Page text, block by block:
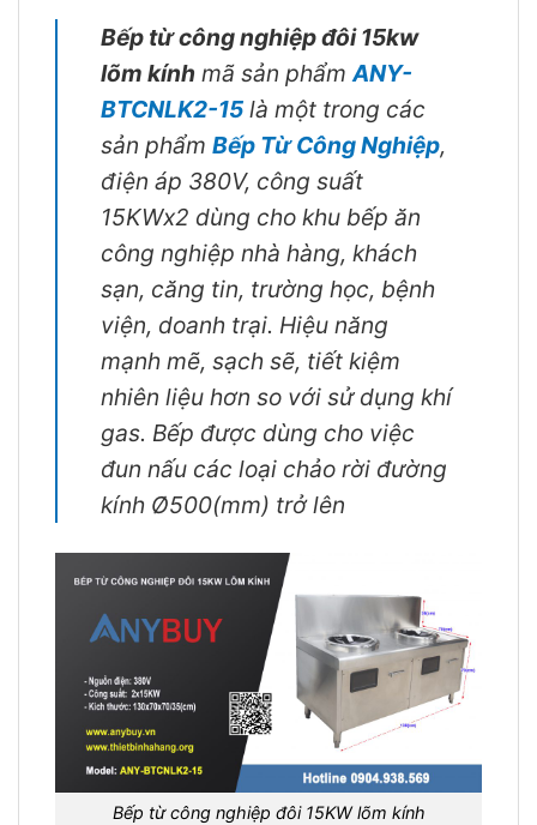
Bếp từ công nghiệp đôi15kw
lõm kính mã sản phẩm ANY-
BTCNLK2-15 là một trong các
sản phẩm Bếp Từ Công Nghiệp,
điện áp 380V, công suất
15KWx2 dùng cho khu bếp ăn
công nghiệp nhà hàng, khách
sạn, căng tin, trường học, bệnh
viện, doanh trại. Hiệu năng
mạnh mẽ, sạch sẽ, tiết kiệm
nhiên liệu hơn so với sử dụng khí
gas. Bếp được dùng cho việc
đun nấu các loại chảo rời đường
kính Ø500(mm) trở lên
Bếp từ công nghiệp đôi 15KW lõm kính